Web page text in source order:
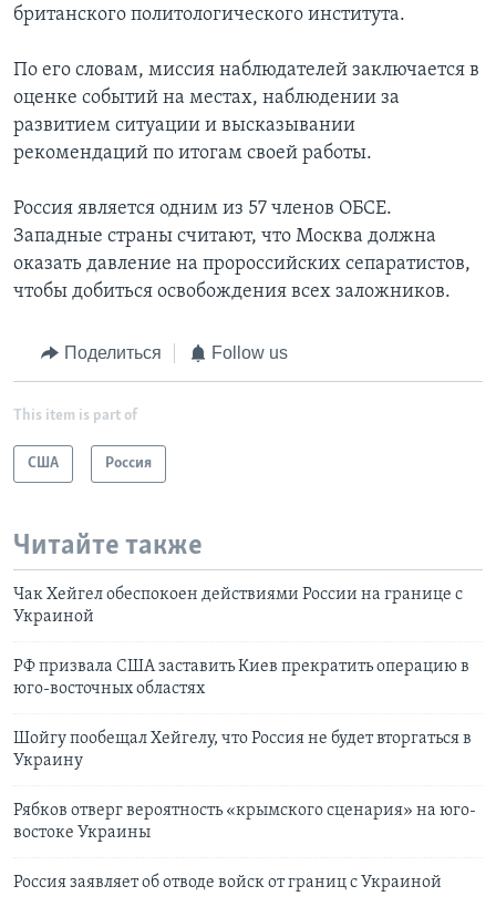
британского политологического института.
По его словам, миссия наблюдателей заключается в
оценке событий на местах, наблюдении за
развитием ситуации и высказывании
рекомендаций по итогам своей работы.
Россия является одним из 57 членов ОБСЕ.
Западные страны считают, что Москва должна
оказать давление на пророссийских сепаратистов,
чтобы добиться освобождения всех заложников.
Поделиться Follow us
This item is part of
США Россия
Читайте также
Чак Хейгел обеспокоен действиями России на границе с
Украиной
РФ призвала США заставить Киев прекратить операцию в
юго-восточных областях
Шойгу пообещал Хейгелу, что Россия не будет вторгаться в
Украину
Рябков отверг вероятность «крымского сценария» на юго-
востоке Украины
Россия заявляет об отводе войск от границ с Украиной